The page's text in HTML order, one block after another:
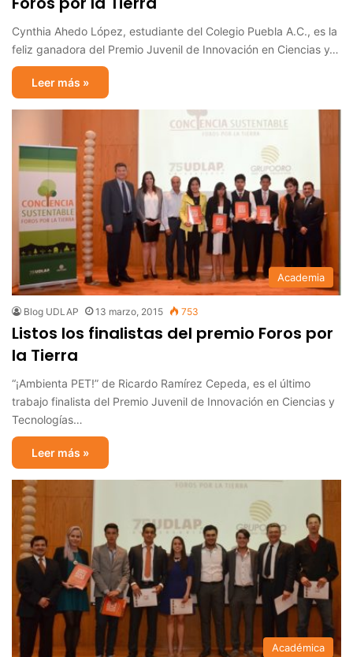
Cynthia Ahedo López, estudiante del Colegio Puebla A.C., es la
feliz ganadora del Premio Juvenil de Innovación en Ciencias y…
Leer más »
Academia
Blog UDLAP 13 marzo, 2015 753
Listos los finalistas del premio Foros por
la Tierra
“¡Ambienta PET!” de Ricardo Ramírez Cepeda, es el último
trabajo finalista del Premio Juvenil de Innovación en Ciencias y
Tecnologías…
Leer más »
Académica